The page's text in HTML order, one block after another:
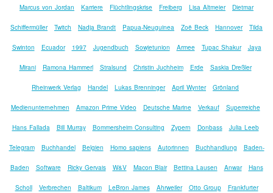
Marcus von Jordan Karriere Flüchtlingskrise Freiberg Lisa Altmeier Dietmar
Schiffermüller Twitch Nadja Brandt Papua-Neuguinea Zoë Beck Hannover Tilda
Swinton Ecuador 1997 Jugendbuch Sowjetunion Armee Tupac Shakur Jaya
Mirani Ramona Hammerl Stralsund Christin Juchheim Erde Saskia Dreßler
Rheinwerk Verlag Handel Lukas Brenninger April Wynter Grönland
Medienunternehmen Amazon Prime Video Deutsche Marine Verkauf Superreiche
Hans Fallada Bill Murray Bommersheim Consulting Zypern Donbass Julia Leeb
Telegram Buchhandel Belgien Homo sapiens Autorinnen Buchhandlung Baden-
Baden Software Ricky Gervais W&V Macon Blair Bettina Lausen Anwar Hans
Scholl Verbrechen Baltikum LeBron James Ahrweiler Otto Group Frankfurter